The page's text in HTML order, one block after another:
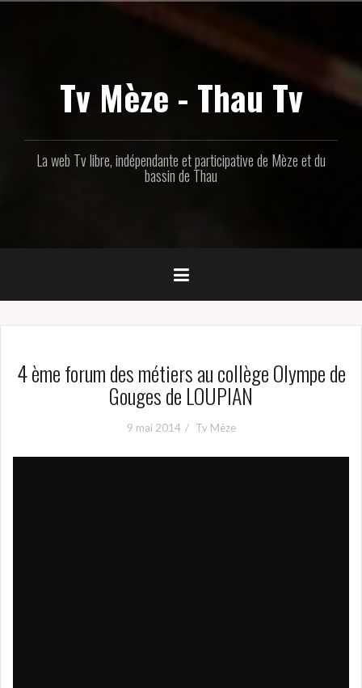
Tv Mèze - Thau Tv
La web Tv libre, indépendante et participative de Mèze et du
bassin de Thau
4 ème forum des métiers au collège Olympe de
Gouges de LOUPIAN
9 mai 2014 Tv Mèze